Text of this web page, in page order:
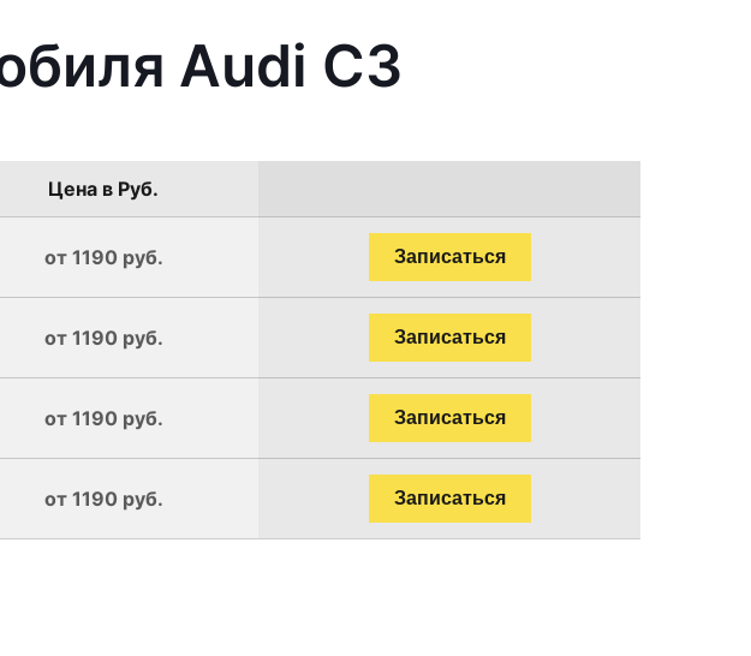
Audi С3
Цена в Руб.
от 1190 руб. Записаться
от 1190 руб. Записаться
от 1190 руб. Записаться
от 1190 руб. Записаться